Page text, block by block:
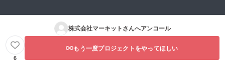
株式会社マーキットさんへアンコール
6
もう一度プロジェクトをやってほしい